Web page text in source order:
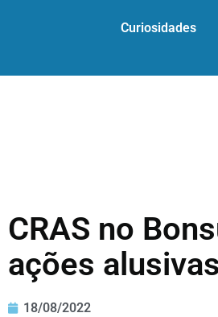
Curiosidades
CRAS no
ações
18/08/2022